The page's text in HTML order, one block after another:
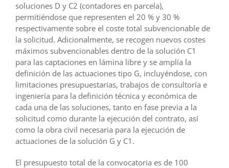
soluciones D y C2 (contadores en parcela),
permitiéndose que representen el 20 % y 30 %
respectivamente sobre el coste total subvencionable de
la solicitud. Adicionalmente, se recogen nuevos costes
máximos subvencionables dentro de la solución C1
para las captaciones en lámina libre y se amplía la
definición de las actuaciones tipo G, incluyéndose, con
limitaciones presupuestarias, trabajos de consultoría e
ingeniería para la definición técnica y económica de
cada una de las soluciones, tanto en fase previa a la
solicitud como durante la ejecución del contrato, así
como la obra civil necesaria para la ejecución de
actuaciones de la solución G y C1.
El presupuesto total de la convocatoria es de 100